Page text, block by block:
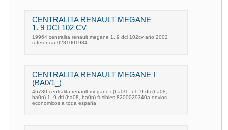
CENTRALITA RENAULT MEGANE
1. 9 DCI 102 CV
19964 centralita renault megane 1. 9 dci 102cv año 2002
referencia 0281001934
CENTRALITA RENAULT MEGANE I
(BA0/1_)
46730 centralita renault megane i (ba0/1_) 1. 9 dti (ba08,
ba0n) 1. 9 dti (ba08, ba0n) fusibles 8200029340a envios
economicos a toda españa